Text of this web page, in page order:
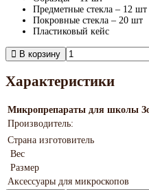
Предметные стекла – 12 шт
Покровные стекла – 20 шт
Пластиковый кейс
В корзину
Характеристики
Микропрепараты для школы
Производитель:
Страна изготовитель
Вес
Размер
Аксессуары для микроскопов